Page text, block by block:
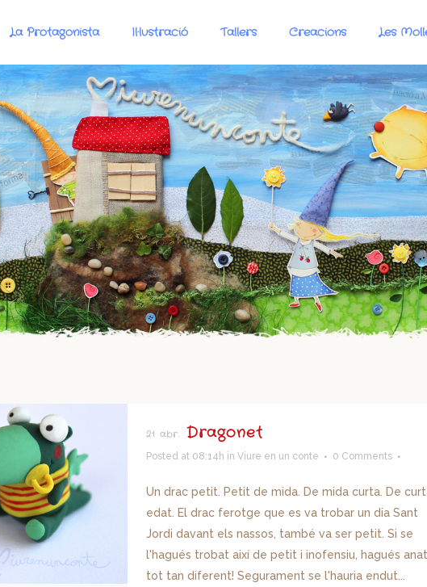
La Protagonista Il·lustració Tallers Creacions Les
21 abr. Dragonet
Posted at 08:14h in Viure en un conte 0 Comments
Un drac petit. Petit de mida. De mida curta. De
edat. El drac ferotge que es va trobar un dia Sant
Jordi davant els nassos, també va ser petit. Si se
l'hagués trobat així de petit i inofensiu, hagués anat
tot tan diferent! Segurament se l'hauria endut...